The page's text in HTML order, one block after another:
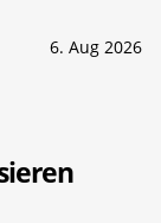
6. Aug 2026